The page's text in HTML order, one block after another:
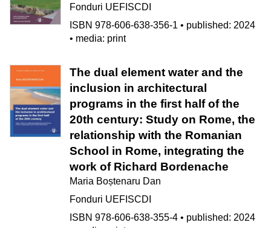
Fonduri UEFISCDI
ISBN 978-606-638-356-1 • published: 2024
• media: print
The dual element water and the
inclusion in architectural
programs in the first half of the
20th century: Study on Rome, the
relationship with the Romanian
School in Rome, integrating the
work of Richard Bordenache
Maria Boștenaru Dan
Fonduri UEFISCDI
ISBN 978-606-638-355-4 • published: 2024